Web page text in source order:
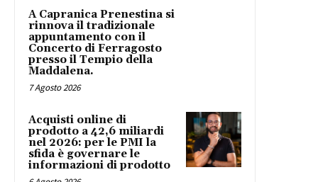
A Capranica Prenestina si
rinnova il tradizionale
appuntamento con il
Concerto di Ferragosto
presso il Tempio della
Maddalena.
7 Agosto 2026
Acquisti online di
prodotto a 42,6 miliardi
nel 2026: per le PMI la
sfida è governare le
informazioni di prodotto